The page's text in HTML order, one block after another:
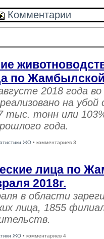
Комментарии
по
2018 года
на
тыс. тонн или
года.
ЖО • комментариев 3
лица по
2018г.
в области
лица, 1855
ЖО • комментариев 4